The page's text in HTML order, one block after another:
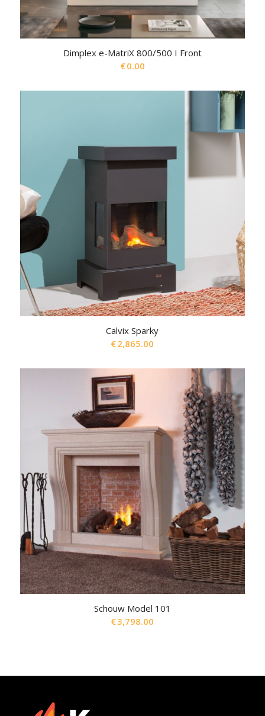
Dimplex e-MatriX 800/500 I Front
€0.00
Calvix Sparky
€2,865.00
Schouw Model 101
€3,798.00